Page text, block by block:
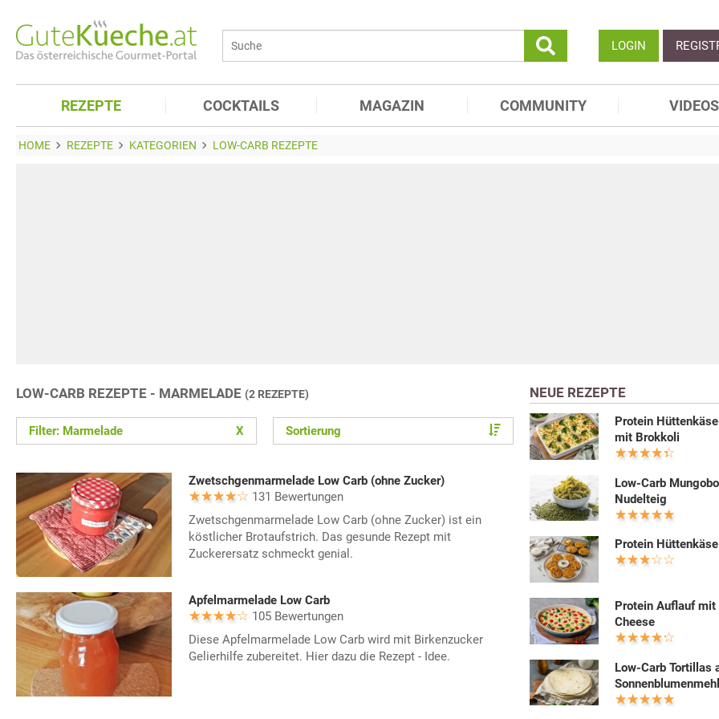
LOGIN
REZEPTE COCKTAILS MAGAZIN COMMUNITY VIDEOS
HOME REZEPTE KATEGORIEN LOW-CARB REZEPTE
LOW-CARB REZEPTE - MARMELADE (2 REZEPTE)
Filter: Marmelade X Sortierung
Zwetschgenmarmelade Low Carb (ohne Zucker)
131 Bewertungen
Zwetschgenmarmelade Low Carb (ohne Zucker) ist ein
köstlicher Brotaufstrich. Das gesunde Rezept mit
Zuckerersatz schmeckt genial.
Apfelmarmelade Low Carb
105 Bewertungen
Diese Apfelmarmelade Low Carb wird mit Birkenzucker
Gelierhilfe zubereitet. Hier dazu die Rezept - Idee.
NEUE REZEPTE
Protein
mit Brokkoli
Low-Carb
Nudelteig
Protein
Protein Auflauf mit
Cheese
Low-Carb Tortillas
Sonnenblumenmehl